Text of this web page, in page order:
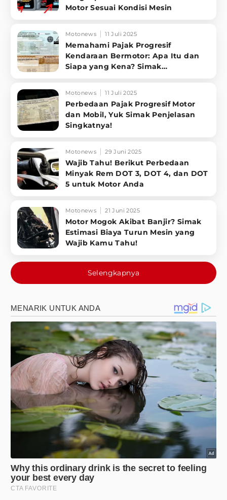
Motor Sesuai Kondisi Mesin
Motonews 11 Juli 2025
Memahami Pajak Progresif
Kendaraan Bermotor: Apa Itu dan
Siapa yang Kena? Simak
Motonews 11 Juli 2025
Perbedaan Pajak Progresif Motor
dan Mobil, Yuk Simak Penjelasan
Singkatnya!
Motonews 29 Juni 2025
Wajib Tahu! Berikut Perbedaan
Minyak Rem DOT 3, DOT 4, dan DOT
5 untuk Motor Anda
Motonews 21 Juni 2025
Motor Mogok Akibat Banjir? Simak
Estimasi Biaya Turun Mesin yang
Wajib Kamu Tahu!
Selengkapnya